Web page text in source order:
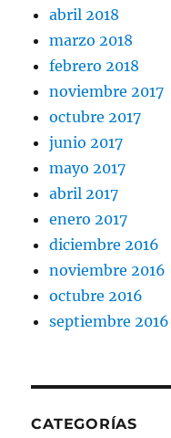
abril 2018
marzo 2018
febrero 2018
noviembre 2017
octubre 2017
junio 2017
mayo 2017
abril 2017
enero 2017
diciembre 2016
noviembre 2016
octubre 2016
septiembre 2016
CATEGORÍAS